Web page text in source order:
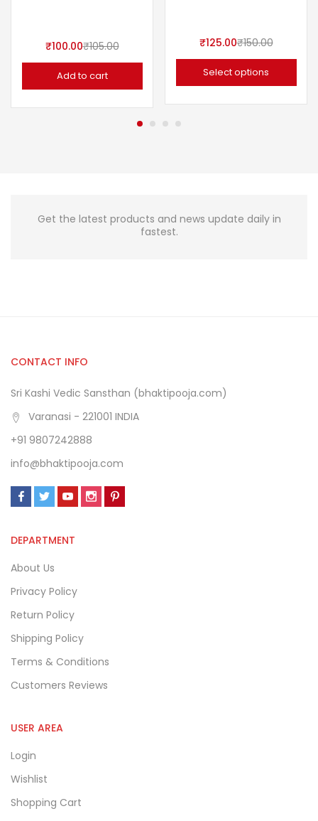
₹100.00₹105.00
Add to cart
₹125.00₹150.00
Select options
Get the latest products and news update daily in
fastest.
CONTACT INFO
Sri Kashi Vedic Sansthan (bhaktipooja.com)
Varanasi - 221001 INDIA
+91 9807242888
info@bhaktipooja.com
DEPARTMENT
About Us
Privacy Policy
Return Policy
Shipping Policy
Terms & Conditions
Customers Reviews
USER AREA
Login
Wishlist
Shopping Cart